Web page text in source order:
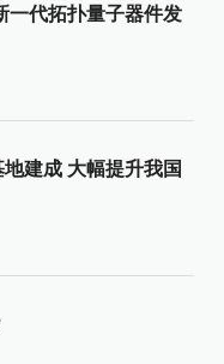
一代拓扑量子器件发
建成 大幅提升我国